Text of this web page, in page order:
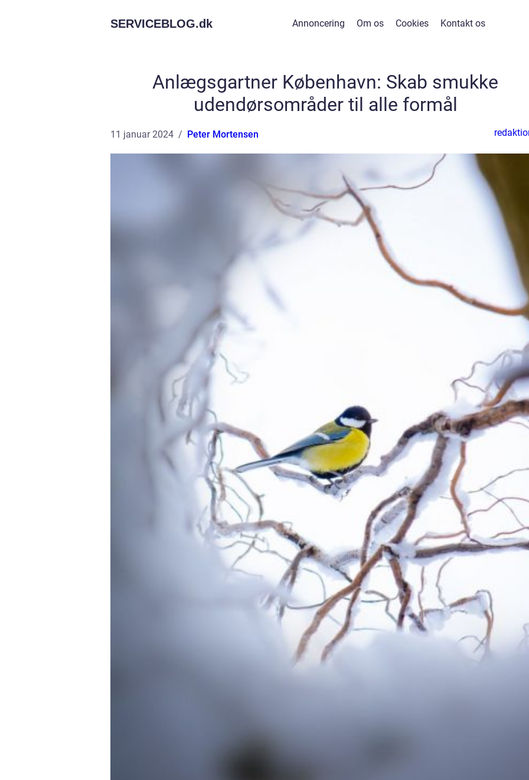
SERVICEBLOG.dk Annoncering Om os Cookies Kontakt os
Anlægsgartner København: Skab smukke
udendørsområder til alle formål
11 januar 2024 Peter Mortensen